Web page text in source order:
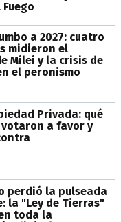
a 2027: cuatro
midieron el
Milei y la crisis de
el peronismo
Privada: qué
a favor y
perdió la pulseada
la "Ley de Tierras"
toda la